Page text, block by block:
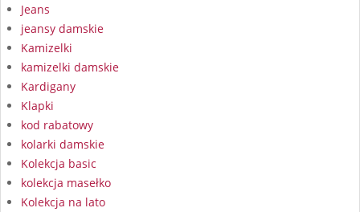
Jeans
jeansy damskie
Kamizelki
kamizelki damskie
Kardigany
Klapki
kod rabatowy
kolarki damskie
Kolekcja basic
kolekcja masełko
Kolekcja na lato